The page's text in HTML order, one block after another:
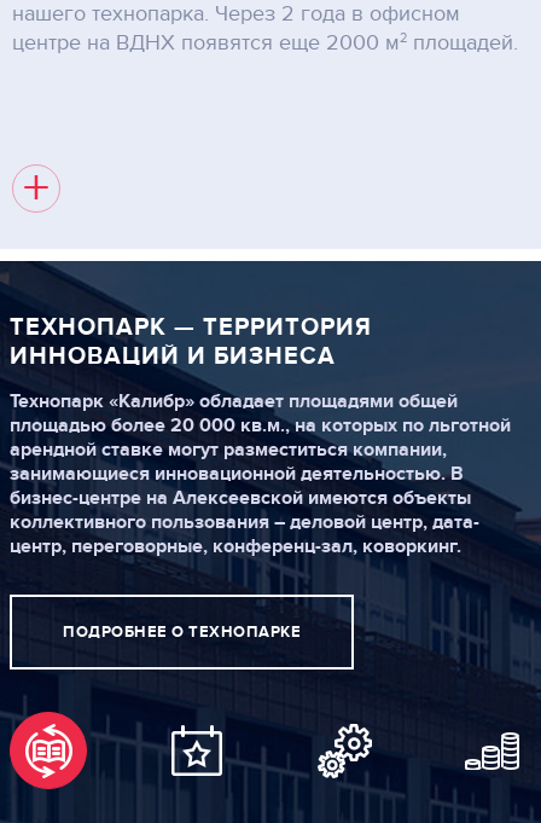
нашего технопарка. Через 2 года в офисном
центре на ВДНХ появятся еще 2000 м 2 площадей.
+
ТЕХНОПАРК — ТЕРРИТОРИЯ
ИННОВАЦИЙ И БИЗНЕСА
Технопарк «Калибр» обладает площадями общей
площадью более 20 000 кв.м., на которых по льготной
арендной ставке могут разместиться компании,
занимающиеся инновационной деятельностью. В
бизнес-центре на Алексеевской имеются объекты
коллективного пользования – деловой центр, дата-
центр, переговорные, конференц-зал, коворкинг.
ПОДРОБНЕЕ О ТЕХНОПАРКЕ